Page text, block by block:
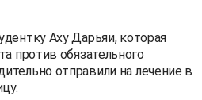
Аху Дарьяи, которая
против обязательного
отправили на лечение в